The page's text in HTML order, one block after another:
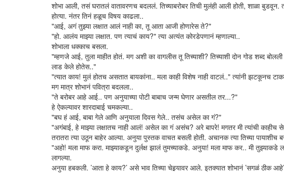
शोभा आली, तसं घरातलं वातावरणच बदललं. तिच्याबरोबर तिची मुलंही आली होती, शाळा
होत्या. नंतर तिनं हळूच विषय काढला..
"आई, अगं तुझ्या लक्षात आलं नाही का, तू आता आजी होणारेस ते?"
"हो. आलंय माझ्या लक्षात. पण त्याचं काय?" त्या अत्यंत कोरडेपणानं म्हणाल्या..
शोभाला धक्काच बसला.
"म्हणजे आई, तुला माहीत होतं. मग अशी का वागलीस तू तिच्याशी? तिच्याशी दोन गोड शब्द
लाड केले होतेस.."
"त्यात काय! मुलं होतच असतात बायकांना.. मला काही विशेष नाही वाटलं.." त्यांनी झटकूनच
मग मात्र शोभानं पवित्रा बदलला..
"ते बरोबर आहे आई.. पण अनुयाच्या पोटी बाबाच जन्म घेणार असतील तर...?"
हे ऐकल्यावर शारदाबाई चमकल्या..
"बघ हं आई, बाबा गेले आणि अनुयाला दिवस गेले.. तसंच असेल का गं?"
"अगंबाई, हे माझ्या लक्षातच नाही आलं! असेल का गं असंच? अरे बापरे! मगतर मी त्यांची काहीच
तरातरा त्या उठून बाहेर आल्या. अनुया पुस्तक वाचत बसली होती. अचानक त्या तिच्या पायाशीच
"अहो! मला माफ करा. माझ्याकडून दुर्लक्ष झालं तुमच्याकडे. अनुया! मला माफ कर.. मी
लागल्या.
अनुया हबकली. ’आता हे काय?’ असे भाव तिच्या चेहर्‍यावर आले. इतक्यात शोभानं ’सगळं ठीक